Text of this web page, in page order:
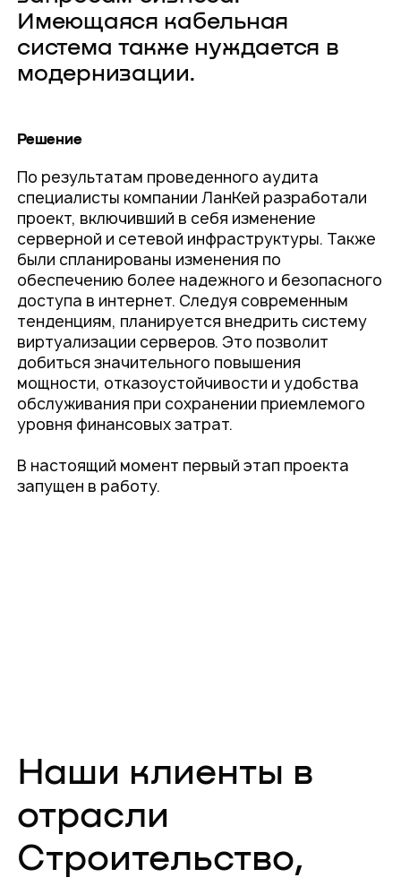
Имеющаяся кабельная
система также нуждается в
модернизации.
Решение
По результатам проведенного аудита
специалисты компании ЛанКей разработали
проект, включивший в себя изменение
серверной и сетевой инфраструктуры. Также
были спланированы изменения по
обеспечению более надежного и безопасного
доступа в интернет. Следуя современным
тенденциям, планируется внедрить систему
виртуализации серверов. Это позволит
добиться значительного повышения
мощности, отказоустойчивости и удобства
обслуживания при сохранении приемлемого
уровня финансовых затрат.
В настоящий момент первый этап проекта
запущен в работу.
Наши клиенты в
отрасли
Строительство,